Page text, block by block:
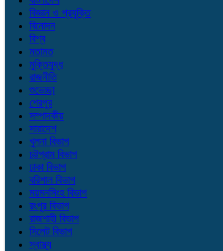
বিজ্ঞান ও প্রযুক্তি
বিনোদন
বিশ্ব
মতামত
মুক্তিযুদ্ধ
রাজনীতি
শুভেচ্ছা
শেরপুর
সম্পাদকীয়
সারাদেশ
খুলনা বিভাগ
চট্টগ্রাম বিভাগ
ঢাকা বিভাগ
বরিশাল বিভাগ
ময়মনসিংহ বিভাগ
রংপুর বিভাগ
রাজশাহী বিভাগ
সিলেট বিভাগ
স্বাস্থ্য